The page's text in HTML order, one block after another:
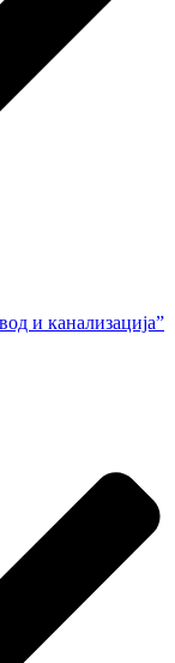
и канализација”